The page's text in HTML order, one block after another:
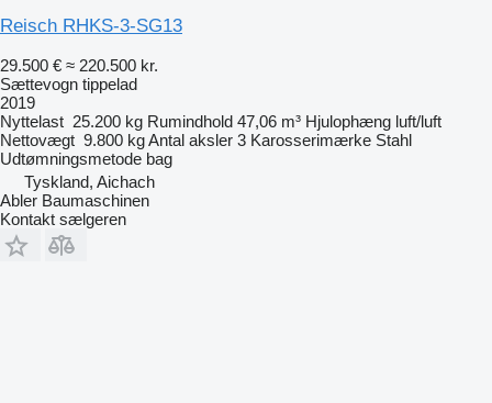
Reisch RHKS-3-SG13
29.500 € ≈ 220.500 kr.
Sættevogn tippelad
2019
Nyttelast 25.200 kg Rumindhold 47,06 m³ Hjulophæng luft/luft
Nettovægt 9.800 kgAntal aksler 3 Karosserimærke Stahl
Udtømningsmetode bag
Tyskland, Aichach
Abler Baumaschinen
Kontakt sælgeren